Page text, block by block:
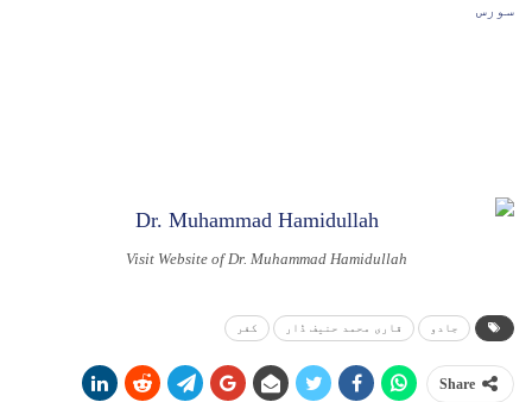
سورس
Visit Website of Dr. Muhammad Hamidullah
جادو قاری محمد حنیف ڈار کفر
Share